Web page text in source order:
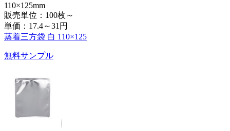
110×125mm
販売単位：100枚～
単価： 17.4～31円
蒸着三方袋 白 110×125
無料サンプル